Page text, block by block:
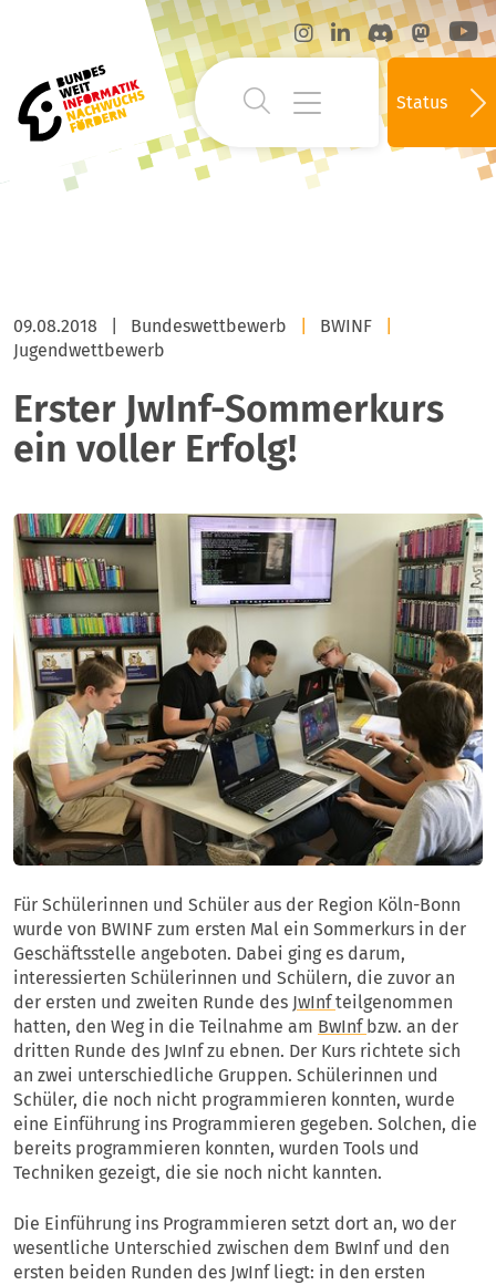
Status
09.08.2018 Bundeswettbewerb BWINF
Jugendwettbewerb
Erster JwInf-Sommerkurs
ein voller Erfolg!
Für Schülerinnen und Schüler aus der Region Köln-Bonn
wurde von BWINF zum ersten Mal ein Sommerkurs in der
Geschäftsstelle angeboten. Dabei ging es darum,
interessierten Schülerinnen und Schülern, die zuvor an
der ersten und zweiten Runde des JwInfteilgenommen
hatten, den Weg in die Teilnahme am BwInf bzw. an der
dritten Runde des JwInf zu ebnen. Der Kurs richtete sich
an zwei unterschiedliche Gruppen. Schülerinnen und
Schüler, die noch nicht programmieren konnten, wurde
eine Einführung ins Programmieren gegeben. Solchen, die
bereits programmieren konnten, wurden Tools und
Techniken gezeigt, die sie noch nicht kannten.
Die Einführung ins Programmieren setzt dort an, wo der
wesentliche Unterschied zwischen dem BwInf und den
ersten beiden Runden des JwInf liegt: in den ersten